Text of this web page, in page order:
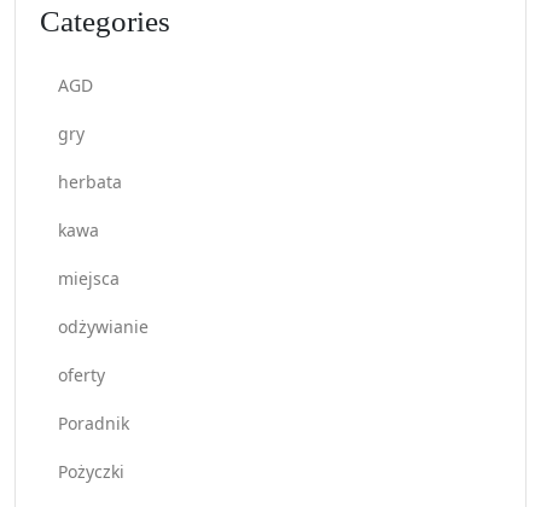
Categories
AGD
gry
herbata
kawa
miejsca
odżywianie
oferty
Poradnik
Pożyczki